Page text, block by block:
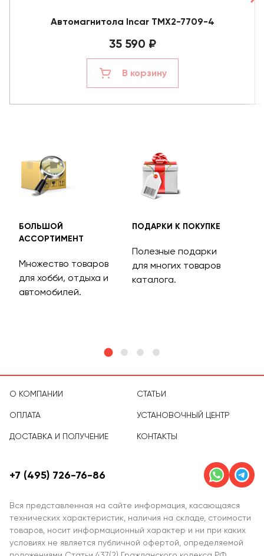
Автомагнитола Incar TMX2-7709-4
35 590 ₽
В корзину
БОЛЬШОЙ
АССОРТИМЕНТ
Множество товаров
для хобби, отдыха и
автомобилей.
ПОДАРКИ К ПОКУПКЕ
Полезные подарки
для многих товаров
каталога.
О КОМПАНИИ
ОПЛАТА
ДОСТАВКА И ПОЛУЧЕНИЕ
СТАТЬИ
УСТАНОВОЧНЫЙ ЦЕНТР
КОНТАКТЫ
Вся представленная на сайте информация, касающаяся
технических характеристик, наличия на складе, стоимости
товаров, носит информационный характер и ни при каких
условиях не является публичной офертой, определяемой
+7 (495) 726-76-86